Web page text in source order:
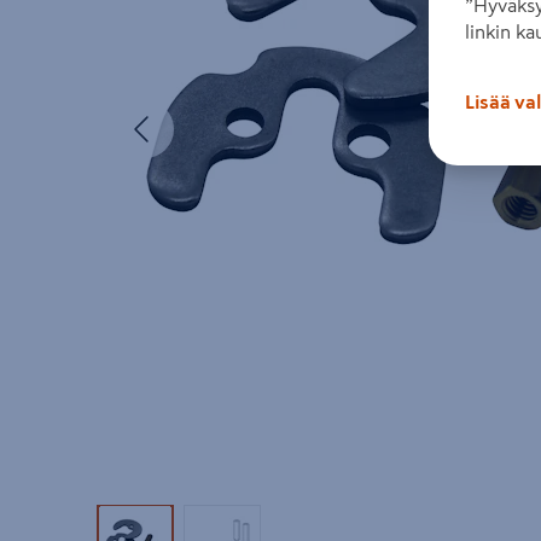
Edellinen
linkin
Lisää